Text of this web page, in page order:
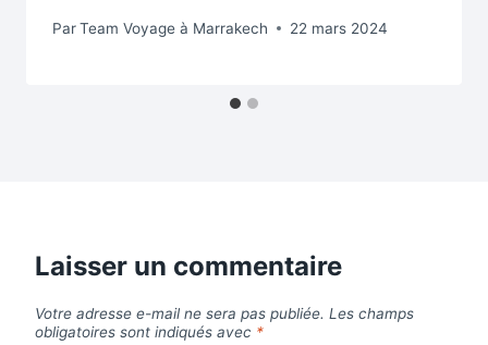
ParTeam Voyage à Marrakech 22 mars 2024
Laisser un commentaire
Votre adresse e-mail ne sera pas publiée. Les champs
obligatoires sont indiqués avec *